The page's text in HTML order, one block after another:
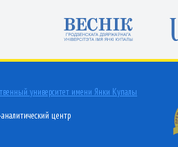
университет имени Янки Купалы
центр